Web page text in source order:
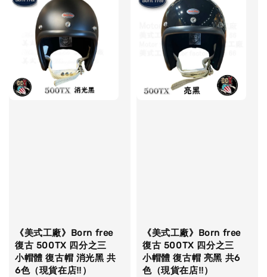
《美式工廠》Born free
復古 500TX 四分之三
小帽體 復古帽 消光黑 共
6色（現貨在店‼）
《美式工廠》Born free
復古 500TX 四分之三
小帽體 復古帽 亮黑 共6
色（現貨在店‼）